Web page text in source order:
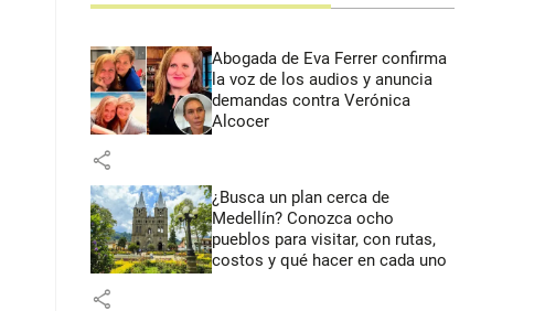
Abogada de Eva Ferrer confirma
la voz de los audios y anuncia
demandas contra Verónica
Alcocer
share
¿Busca un plan cerca de
Medellín? Conozca ocho
pueblos para visitar, con rutas,
costos y qué hacer en cada uno
share